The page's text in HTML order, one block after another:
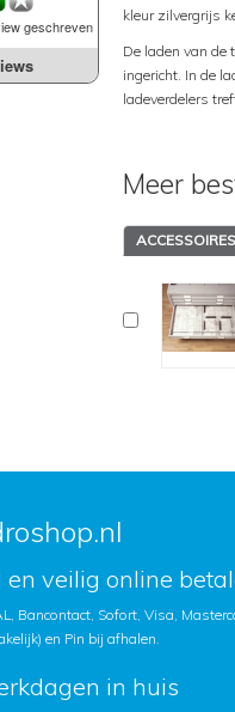
geschreven
kleur zilvergrijs
De laden van de
ingericht. In de
ladeverdelers
Meer
ACCESSOIRES
en veilig online
Bancontact, Sofort, Visa,
en Pin bij afhalen.
in huis